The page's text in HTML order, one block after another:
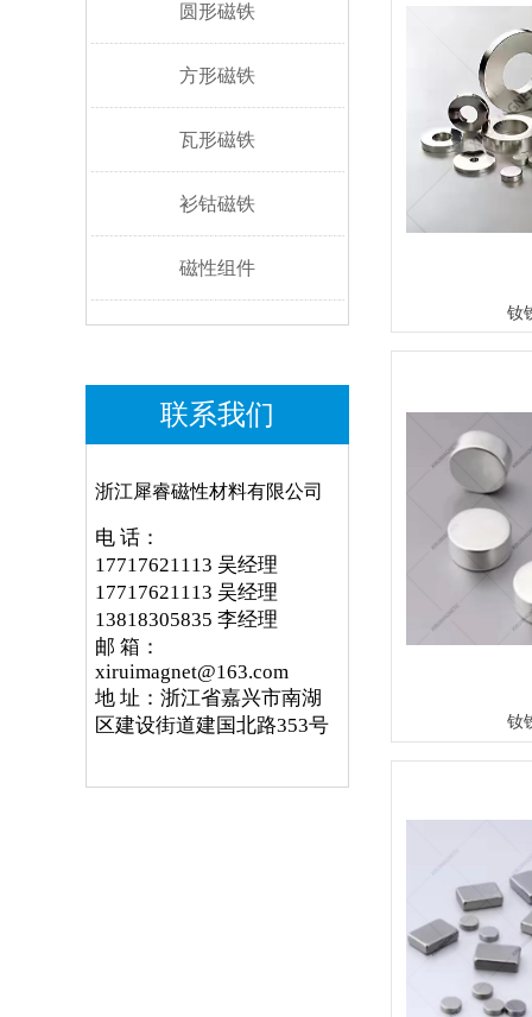
圆形磁铁
方形磁铁
瓦形磁铁
衫钴磁铁
磁性组件
联系我们
浙江犀睿磁性材料有限公司
电 话：
17717621113 吴经理
17717621113 吴经理
13818305835 李经理
邮 箱：
xiruimagnet@163.com
地 址：浙江省嘉兴市南湖
区建设街道建国北路353号
钕
钕